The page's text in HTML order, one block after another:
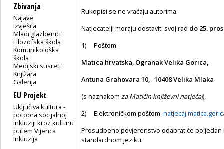
Zbivanja
Najave
Izvješća
Mladi glazbenici
Filozofska škola
Komunikološka
škola
Medijski susreti
Knjižara
Galerija
EU Projekt
Uključiva kultura -
potpora socijalnoj
inkluziji kroz kulturu
putem Vijenca
Inkluzija
Rukopisi se ne vraćaju autorima.
Natjecatelji moraju dostaviti svoj rad do 25.
1) Poštom:
Matica hrvatska, Ogranak Velika Gorica,
Antuna Grahovara 10, 10408 Velika Mlaka
(s naznakom za Matičin književni natječaj),
2) Elektroničkom poštom:
Prosudbeno povjerenstvo odabrat će po
standardnom jeziku.